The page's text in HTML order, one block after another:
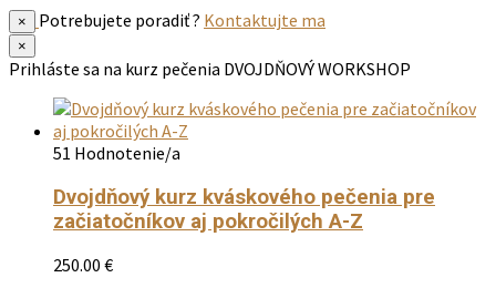
× Potrebujete poradiť ? Kontaktujte ma
×
Prihláste sa na kurz pečenia DVOJDŇOVÝ WORKSHOP
51 Hodnotenie/a
Dvojdňový kurz kváskového pečenia pre
začiatočníkov aj pokročilých A-Z
250.00 €